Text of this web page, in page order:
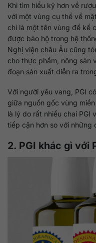
Khi tìm hiểu kỹ hơn về
với một vùng cụ thể về
chỉ là một tên vùng để kể
được bảo hộ trong hệ
Nghị viện châu Âu cũng
cho thực phẩm, nông sản
đoạn sản xuất diễn ra
Với người yêu vang, PGI
giữa nguồn gốc vùng
là lý do rất nhiều chai PGI
tiếp cận hơn so với những
2. PGI khác gì với